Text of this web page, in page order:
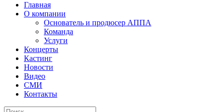
Главная
О компании
Основатель и продюсер АППА
Команда
Услуги
Концерты
Кастинг
Новости
Видео
СМИ
Контакты